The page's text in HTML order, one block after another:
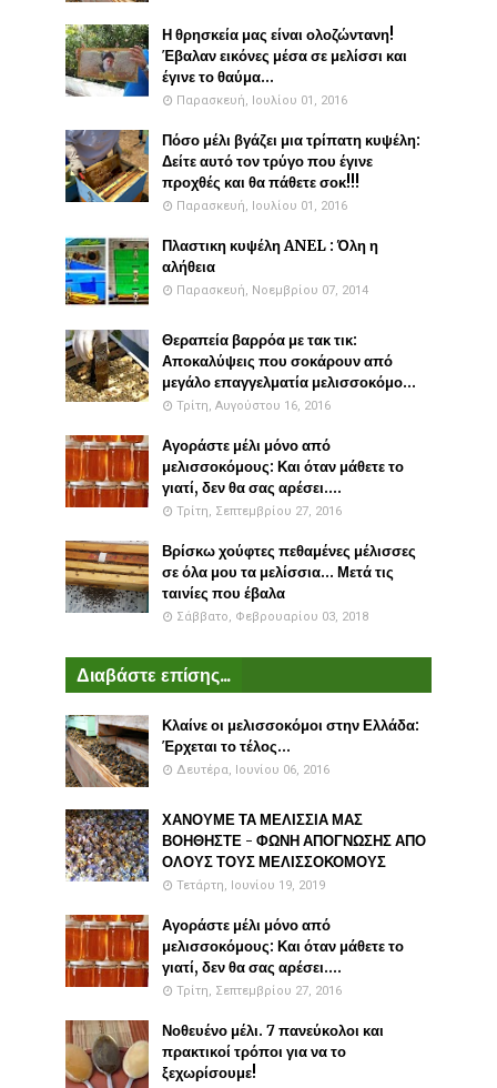
Η θρησκεία μας είναι ολοζώντανη!
Έβαλαν εικόνες μέσα σε μελίσσι και
έγινε το θαύμα...
Παρασκευή, Ιουλίου 01, 2016
Πόσο μέλι βγάζει μια τρίπατη κυψέλη:
Δείτε αυτό τον τρύγο που έγινε
προχθές και θα πάθετε σοκ!!!
Παρασκευή, Ιουλίου 01, 2016
Πλαστικη κυψέλη ANEL : Όλη η
αλήθεια
Παρασκευή, Νοεμβρίου 07, 2014
Θεραπεία βαρρόα με τακ τικ:
Αποκαλύψεις που σοκάρουν από
μεγάλο επαγγελματία μελισσοκόμο...
Τρίτη, Αυγούστου 16, 2016
Αγοράστε μέλι μόνο από
μελισσοκόμους: Και όταν μάθετε το
γιατί, δεν θα σας αρέσει....
Τρίτη, Σεπτεμβρίου 27, 2016
Βρίσκω χούφτες πεθαμένες μέλισσες
σε όλα μου τα μελίσσια... Μετά τις
ταινίες που έβαλα
Σάββατο, Φεβρουαρίου 03, 2018
Διαβάστε επίσης...
Κλαίνε οι μελισσοκόμοι στην Ελλάδα:
Έρχεται το τέλος...
Δευτέρα, Ιουνίου 06, 2016
ΧΑΝΟΥΜΕ ΤΑ ΜΕΛΙΣΣΙΑ ΜΑΣ
ΒΟΗΘΗΣΤΕ - ΦΩΝΗ ΑΠΟΓΝΩΣΗΣ ΑΠΟ
ΟΛΟΥΣ ΤΟΥΣ ΜΕΛΙΣΣΟΚΟΜΟΥΣ
Τετάρτη, Ιουνίου 19, 2019
Αγοράστε μέλι μόνο από
μελισσοκόμους: Και όταν μάθετε το
γιατί, δεν θα σας αρέσει....
Τρίτη, Σεπτεμβρίου 27, 2016
Νοθευένο μέλι. 7 πανεύκολοι και
πρακτικοί τρόποι για να το
ξεχωρίσουμε!